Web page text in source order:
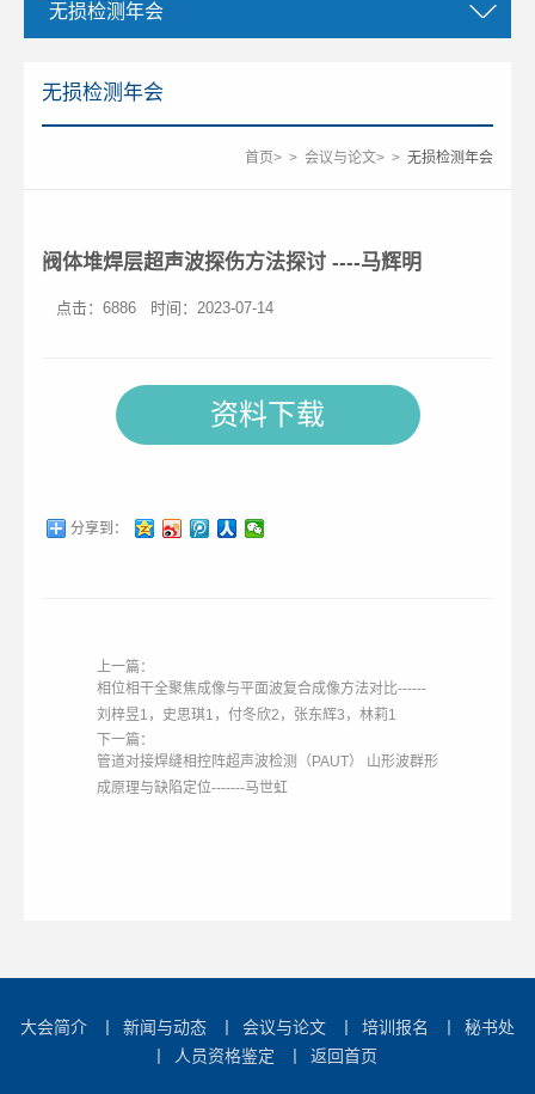
无损检测年会
无损检测年会
首页> > 会议与论文> > 无损检测年会
阀体堆焊层超声波探伤方法探讨 ----马辉明
点击： 6886 时间：2023-07-14
资料下载
分享到：
上一篇：
相位相干全聚焦成像与平面波复合成像方法对比------
刘梓昱1，史思琪1，付冬欣2，张东辉3，林莉1
下一篇：
管道对接焊缝相控阵超声波检测（PAUT） 山形波群形
成原理与缺陷定位-------马世虹
大会简介 新闻与动态 会议与论文 培训报名
秘书处
人员资格鉴定 返回首页